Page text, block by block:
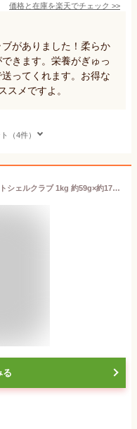
価格と在庫を楽天でチェック >>
がありました！柔らか
きます。栄養がぎゅっ
ってくれます。お得な
スメですよ。
（4件）
【まるごと食べれる高級カニ】 ソフトシェルクラブ 1kg 約59g×約17匹 個包装 (生冷凍) 送料無料 安い 無添加 原料 蟹 WR ホールラウンド
る